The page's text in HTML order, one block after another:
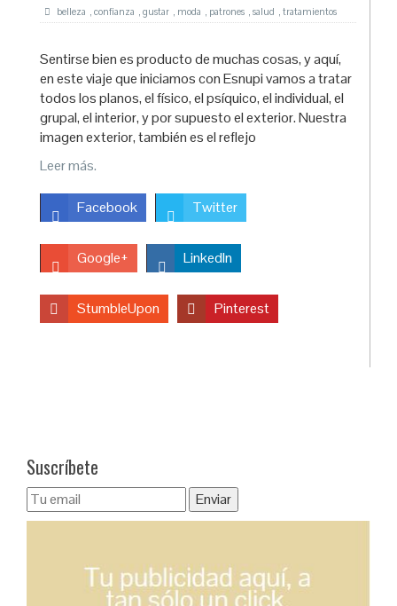
belleza , confianza , gustar , moda , patrones , salud , tratamientos
Sentirse bien es producto de muchas cosas, y aquí,
en este viaje que iniciamos con Esnupi vamos a tratar
todos los planos, el físico, el psíquico, el individual, el
grupal, el interior, y por supuesto el exterior. Nuestra
imagen exterior, también es el reflejo
Leer más.
Facebook Twitter
Google+ LinkedIn
StumbleUpon Pinterest
Suscríbete